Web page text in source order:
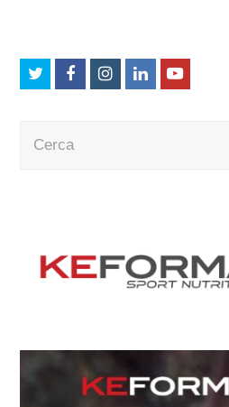
TwitterFacebookInstagram
LinkedInYoutube